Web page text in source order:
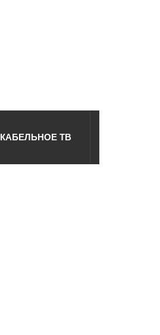
КАБЕЛЬНОЕ ТВ